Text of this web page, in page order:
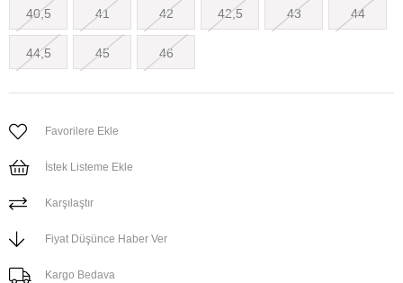
40,5 41 42 42,5 43 44
44,5 45 46
Favorilere Ekle
İstek Listeme Ekle
Karşılaştır
Fiyat Düşünce Haber Ver
Kargo Bedava